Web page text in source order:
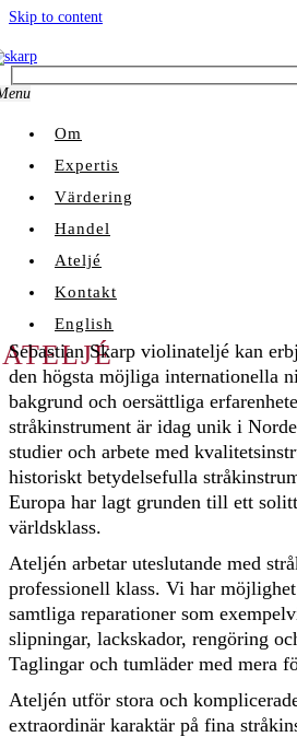
Skip to content
Om
Expertis
Värdering
Handel
Ateljé
Kontakt
English
ATELJÉ
Sebastian Skarp violinateljé kan
den högsta möjliga internationella
bakgrund och oersättliga
stråkinstrument är idag unik i
studier och arbete med
historiskt betydelsefulla
Europa har lagt grunden till ett
världsklass.
Ateljén arbetar uteslutande med
professionell klass. Vi har
samtliga reparationer som
slipningar, lackskador, rengöring
Taglingar och tumläder med mera
Ateljén utför stora och
extraordinär karaktär på fina